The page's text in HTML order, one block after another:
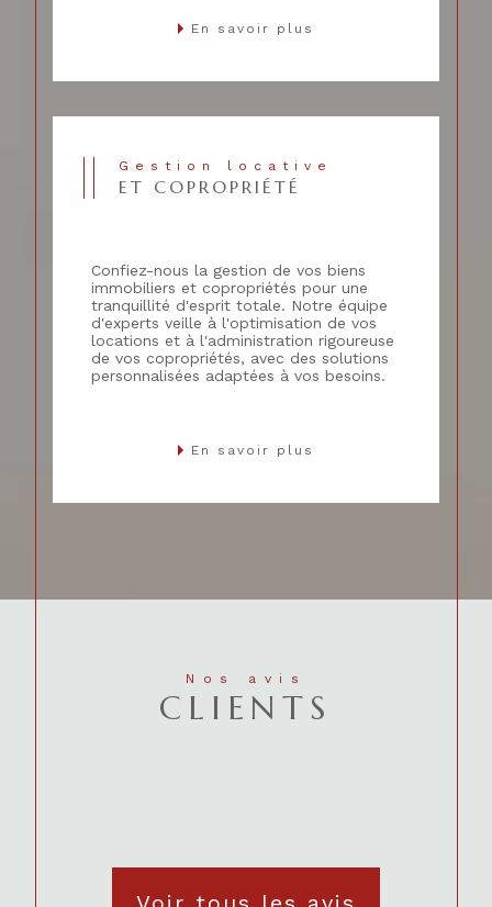
En savoir plus
Gestion locative
ET COPROPRIÉTÉ
Confiez-nous la gestion de vos biens
immobiliers et copropriétés pour une
tranquillité d'esprit totale. Notre équipe
d'experts veille à l'optimisation de vos
locations et à l'administration rigoureuse
de vos copropriétés, avec des solutions
personnalisées adaptées à vos besoins.
En savoir plus
Nos avis
CLIENTS